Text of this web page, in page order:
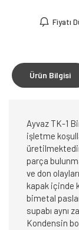
Fiyatı
Ürün Bilgisi
Ayvaz TK-1
işletme
parça
ve don
kapak içinde
bimetal
supabı aynı
Kondensin